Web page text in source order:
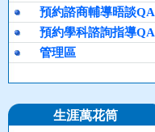
預約諮商輔導晤談QA
預約學科諮詢指導QA
管理區
生涯萬花筒